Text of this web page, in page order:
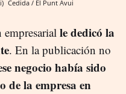
Cedida / El Punt Avui
le dedicó la
. En la publicación no
negocio había sido
de la empresa en